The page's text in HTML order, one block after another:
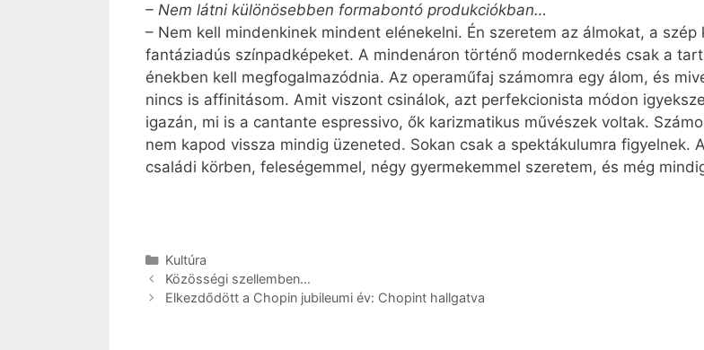
– Nem látni különösebben formabontó produkciókban…
– Nem kell mindenkinek mindent elénekelni. Én szeretem az álmokat, a
fantáziadús színpadképeket. A mindenáron történő modernkedés csak a
énekben kell megfogalmazódnia. Az operaműfaj számomra egy álom, és
nincs is affinitásom. Amit viszont csinálok, azt perfekcionista módon
igazán, mi is a cantante espressivo, ők karizmatikus művészek voltak.
nem kapod vissza mindig üzeneted. Sokan csak a spektákulumra figyelnek.
családi körben, feleségemmel, négy gyermekemmel szeretem, és még
Kategória
Kultúra
Közösségi szellemben…
Elkezdődött a Chopin jubileumi év: Chopint hallgatva